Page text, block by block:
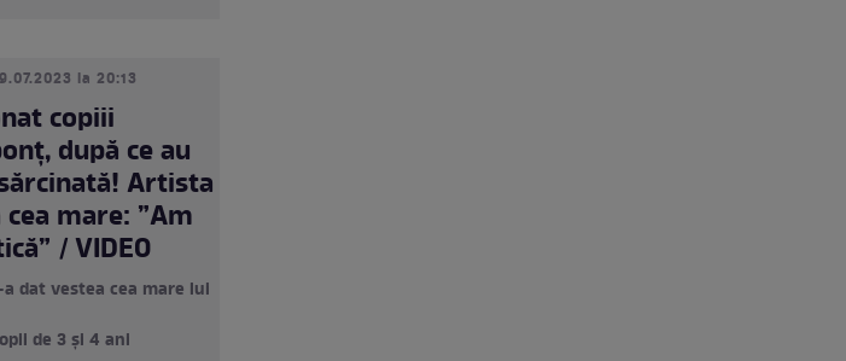
la 20:13
copiii
după ce au
Artista
mare: ”Am
/ VIDEO
dat vestea cea mare lui
de 3 și 4 ani